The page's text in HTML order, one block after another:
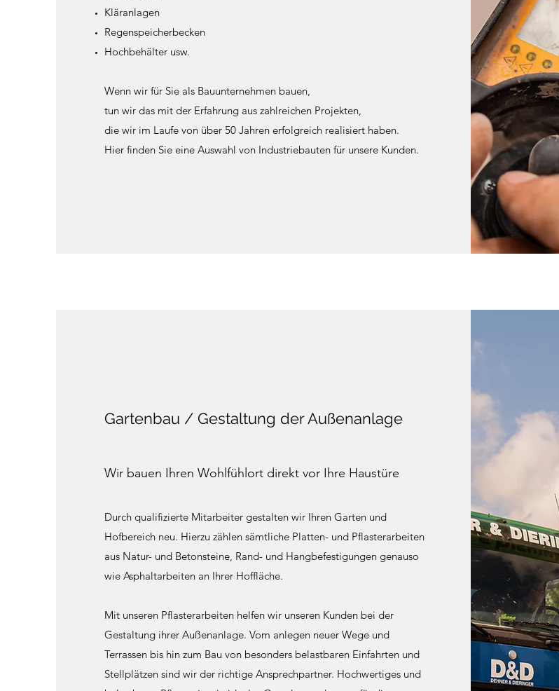
Kläranlagen
Regenspeicherbecken
Hochbehälter usw.
Wenn wir für Sie als Bauunternehmen bauen,
tun wir das mit der Erfahrung aus zahlreichen Projekten,
die wir im Laufe von über 50 Jahren erfolgreich realisiert haben.
Hier finden Sie eine Auswahl von Industriebauten für unsere Kunden.
Gartenbau / Gestaltung der Außenanlage
Wir bauen Ihren Wohlfühlort direkt vor Ihre Haustüre
Durch qualifizierte Mitarbeiter gestalten wir Ihren Garten und
Hofbereich neu. Hierzu zählen sämtliche Platten- und Pflasterarbeiten
aus Natur- und Betonsteine, Rand- und Hangbefestigungen genauso
wie Asphaltarbeiten an Ihrer Hoffläche.
Mit unseren Pflasterarbeiten helfen wir unseren Kunden bei der
Gestaltung ihrer Außenanlage. Vom anlegen neuer Wege und
Terrassen bis hin zum Bau von besonders belastbaren Einfahrten und
Stellplätzen sind wir der richtige Ansprechpartner. Hochwertiges und